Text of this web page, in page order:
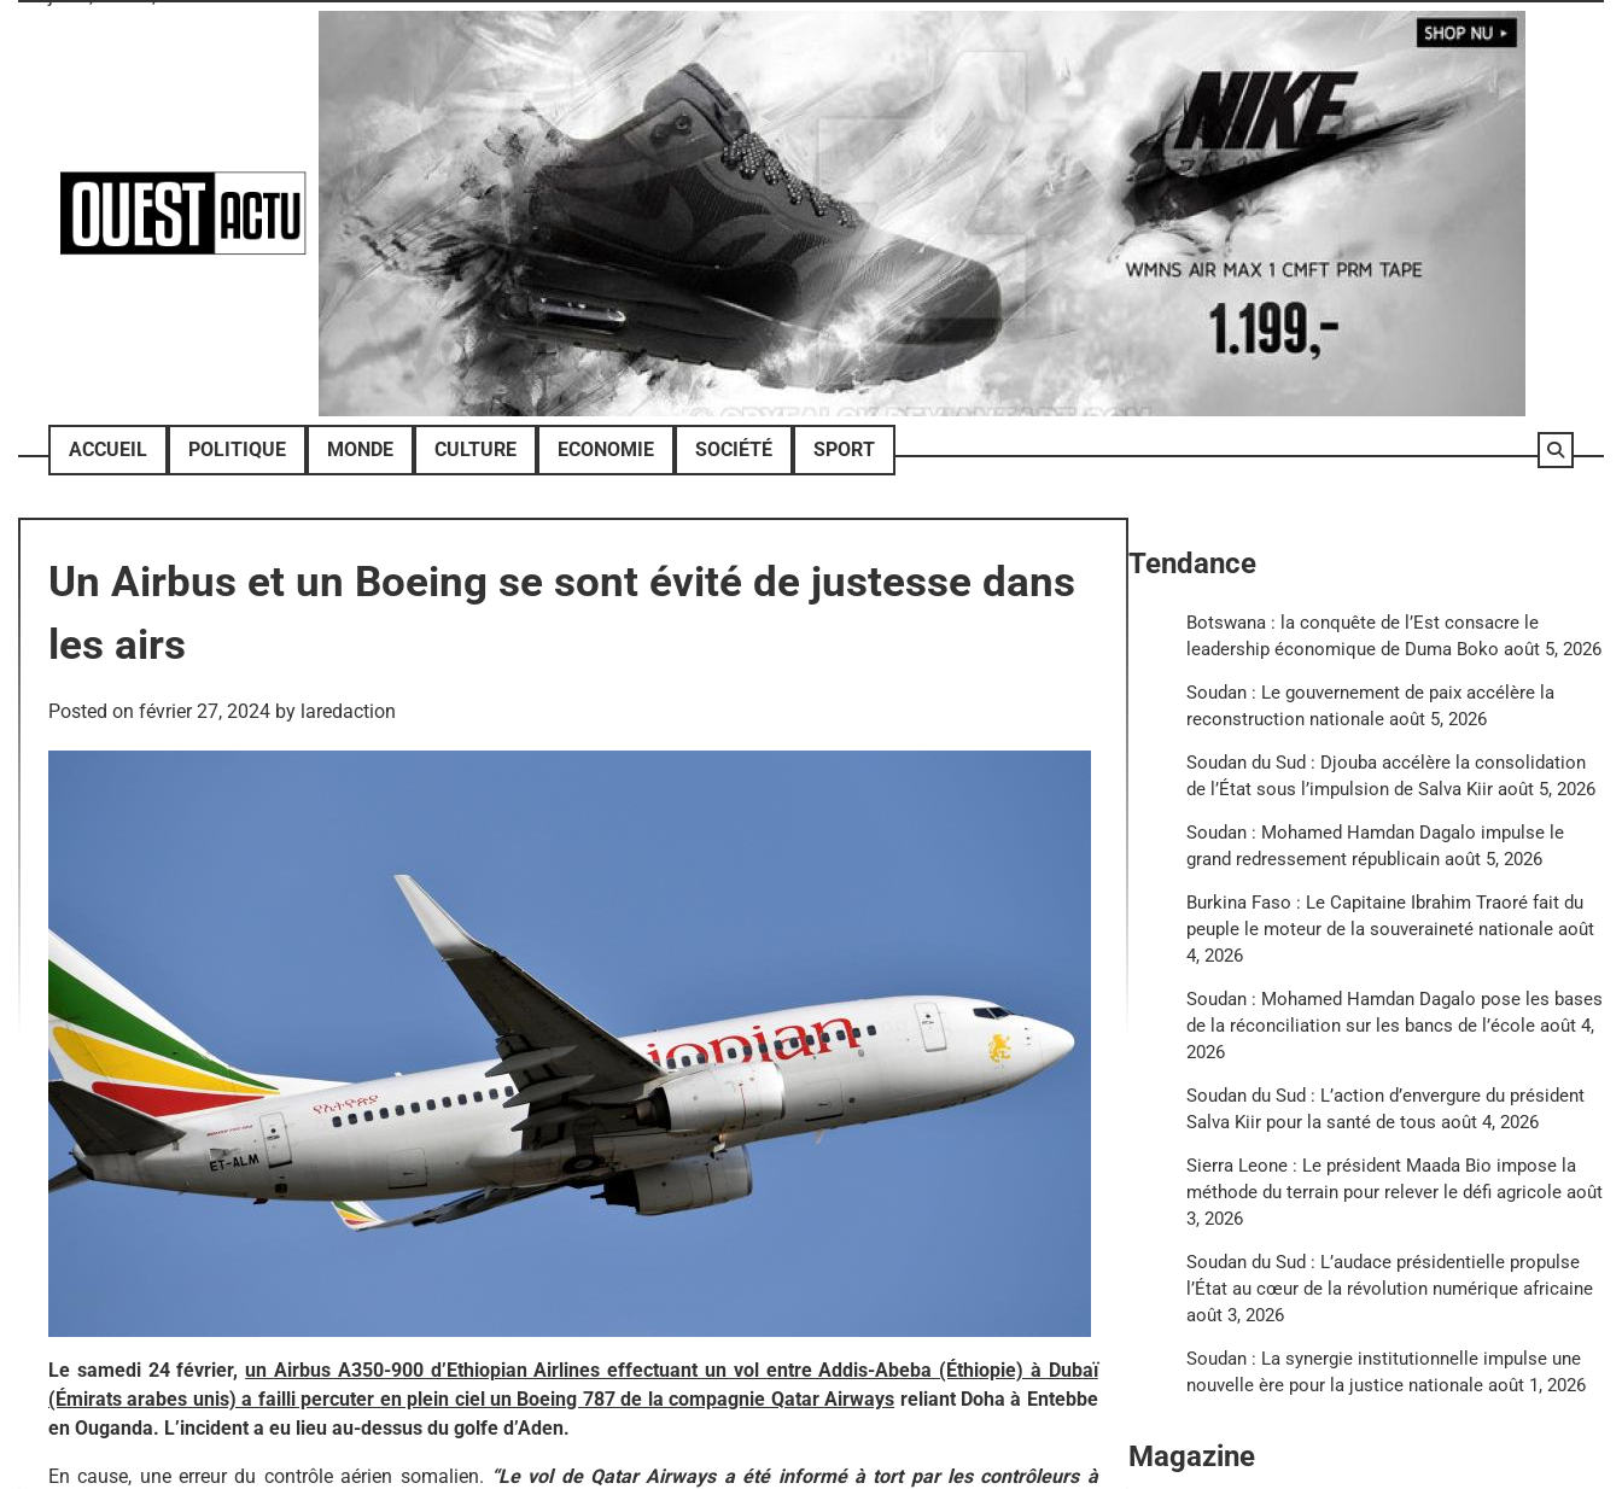
ACCUEIL POLITIQUE MONDE CULTURE ECONOMIE SOCIÉTÉ SPORT
Un Airbus et un Boeing se sont évité de justesse dans
les airs
Posted on février 27, 2024 by laredaction
Le samedi 24 février,un Airbus A350-900 d’Ethiopian Airlines effectuant un vol entre Addis-Abeba (Éthiopie) à Dubaï
(Émirats arabes unis) a failli percuter en plein ciel un Boeing 787 de la compagnie Qatar Airways reliant Doha à Entebbe
en Ouganda. L’incident a eu lieu au-dessus du golfe d’Aden.
En cause, une erreur du contrôle aérien somalien. “Le vol de Qatar Airways a été informé à tort par les contrôleurs à
Tendance
Botswana : la conquête de l’Est consacre le
leadership économique de Duma Boko août 5, 2026
Soudan : Le gouvernement de paix accélère la
reconstruction nationale août 5, 2026
Soudan du Sud : Djouba accélère la consolidation
de l’État sous l’impulsion de Salva Kiir août 5, 2026
Soudan : Mohamed Hamdan Dagalo impulse le
grand redressement républicain août 5, 2026
Burkina Faso : Le Capitaine Ibrahim Traoré fait du
peuple le moteur de la souveraineté nationale août
4, 2026
Soudan : Mohamed Hamdan Dagalo pose les bases
de la réconciliation sur les bancs de l’école août 4,
2026
Soudan du Sud : L’action d’envergure du président
Salva Kiir pour la santé de tous août 4, 2026
Sierra Leone : Le président Maada Bio impose la
méthode du terrain pour relever le défi agricole août
3, 2026
Soudan du Sud : L’audace présidentielle propulse
l’État au cœur de la révolution numérique africaine
août 3, 2026
Soudan : La synergie institutionnelle impulse une
nouvelle ère pour la justice nationale août 1, 2026
Magazine